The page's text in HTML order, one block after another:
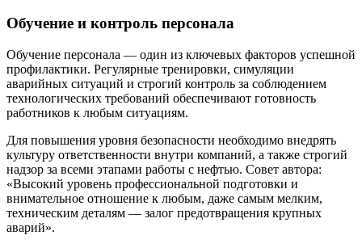
Обучение и контроль персонала
Обучение персонала — один из ключевых факторов успешной
профилактики. Регулярные тренировки, симуляции
аварийных ситуаций и строгий контроль за соблюдением
технологических требований обеспечивают готовность
работников к любым ситуациям.
Для повышения уровня безопасности необходимо внедрять
культуру ответственности внутри компаний, а также строгий
надзор за всеми этапами работы с нефтью. Совет автора:
«Высокий уровень профессиональной подготовки и
внимательное отношение к любым, даже самым мелким,
техническим деталям — залог предотвращения крупных
аварий».